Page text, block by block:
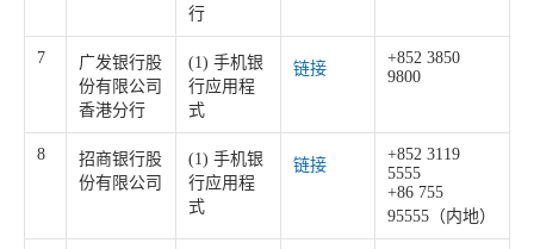
行
7
广发银行股
份有限公司
香港分行
(1) 手机银
行应用程
式
链接
+852 3850
9800
8
招商银行股
份有限公司
(1) 手机银
行应用程
式
链接
+852 3119
5555
+86 755
95555（内地）